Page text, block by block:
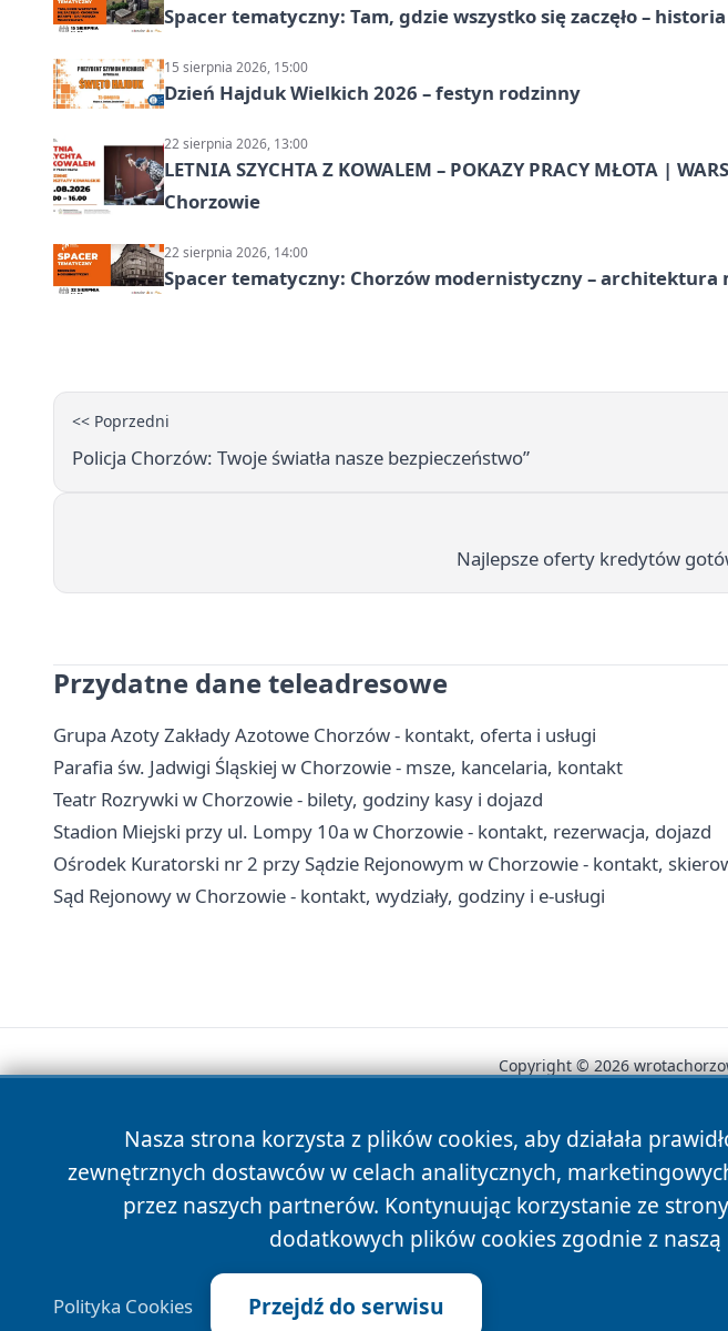
Spacer tematyczny: Tam, gdzie wszystko się zaczęło –
15 sierpnia 2026, 15:00
Dzień Hajduk Wielkich 2026 – festyn rodzinny
22 sierpnia 2026, 13:00
LETNIA SZYCHTA Z KOWALEM – POKAZY PRACY MŁOTA |
Chorzowie
22 sierpnia 2026, 14:00
Spacer tematyczny: Chorzów modernistyczny – architektura
<< Poprzedni
Policja Chorzów: Twoje światła nasze bezpieczeństwo”
Najlepsze oferty kredytów
Przydatne dane teleadresowe
Grupa Azoty Zakłady Azotowe Chorzów - kontakt, oferta i usługi
Parafia św. Jadwigi Śląskiej w Chorzowie - msze, kancelaria, kontakt
Teatr Rozrywki w Chorzowie - bilety, godziny kasy i dojazd
Stadion Miejski przy ul. Lompy 10a w Chorzowie - kontakt, rezerwacja, dojazd
Ośrodek Kuratorski nr 2 przy Sądzie Rejonowym w Chorzowie - kontakt,
Sąd Rejonowy w Chorzowie - kontakt, wydziały, godziny i e-usługi
Nasza strona korzysta z plików cookies, aby działała
zewnętrznych dostawców w celach analitycznych,
przez naszych partnerów. Kontynuując korzystanie ze
dodatkowych plików cookies zgodnie z naszą
Polityka Cookies Przejdź do serwisu
Copyright © 2026
News Autorzy Polityka